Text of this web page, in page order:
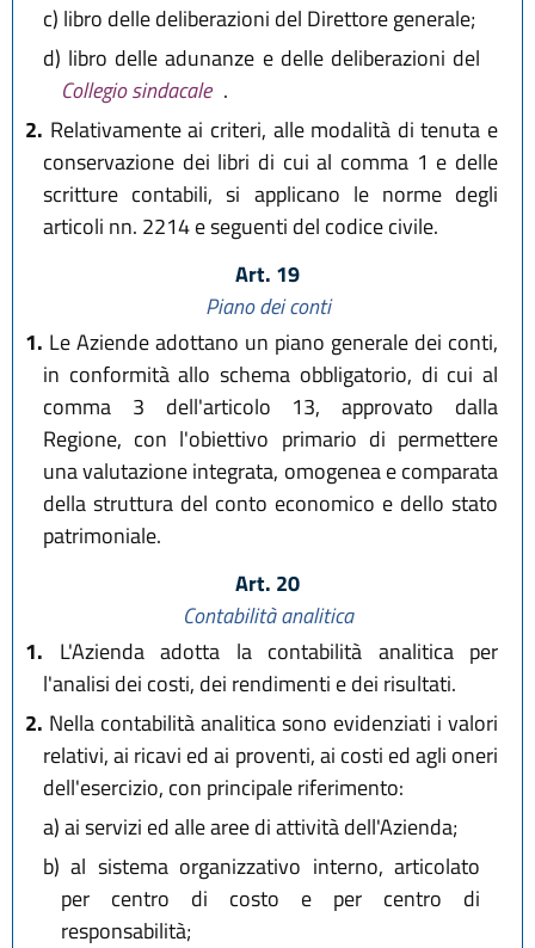
c) libro delle deliberazioni del Direttore generale;
d) libro delle adunanze e delle deliberazioni del
Collegio sindacale .
2. Relativamente ai criteri, alle modalità di tenuta e
conservazione dei libri di cui al comma 1 e delle
scritture contabili, si applicano le norme degli
articoli nn. 2214 e seguenti del codice civile.
Art. 19
Piano dei conti
1. Le Aziende adottano un piano generale dei conti,
in conformità allo schema obbligatorio, di cui al
comma 3 dell'articolo 13, approvato dalla
Regione, con l'obiettivo primario di permettere
una valutazione integrata, omogenea e comparata
della struttura del conto economico e dello stato
patrimoniale.
Art. 20
Contabilità analitica
1. L'Azienda adotta la contabilità analitica per
l'analisi dei costi, dei rendimenti e dei risultati.
2. Nella contabilità analitica sono evidenziati i valori
relativi, ai ricavi ed ai proventi, ai costi ed agli oneri
dell'esercizio, con principale riferimento:
a)ai servizi ed alle aree di attività dell'Azienda;
b) al sistema organizzativo interno, articolato
per centro di costo e per centro di
responsabilità;